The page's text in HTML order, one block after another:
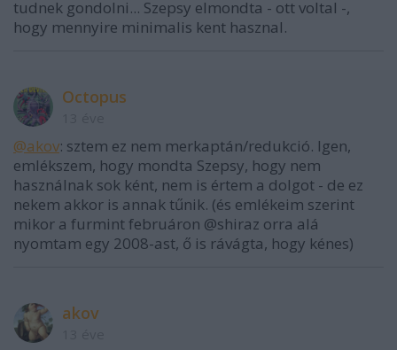
tudnek gondolni... Szepsy elmondta - ott voltal -,
hogy mennyire minimalis kent hasznal.
Octopus
@akov: sztem ez nem merkaptán/redukció. Igen,
emlékszem, hogy mondta Szepsy, hogy nem
használnak sok ként, nem is értem a dolgot - de ez
nekem akkor is annak tűnik. (és emlékeim szerint
mikor a furmint februáron @shiraz orra alá
nyomtam egy 2008-ast, ő is rávágta, hogy kénes)
akov